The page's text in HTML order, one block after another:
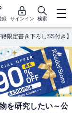
録 サインイン 検索
限定書き下ろしSS付き】
を研究したい～公